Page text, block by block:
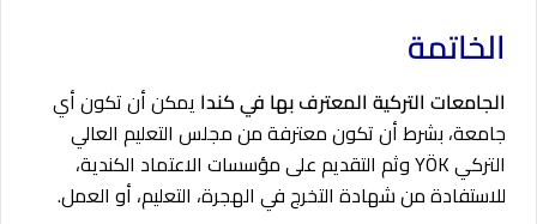
الخاتمة
الجامعات التركية المعترف بها في كندا يمكن أن تكون أي
جامعة، بشرط أن تكون معترفة من مجلس التعليم العالي
التركي YÖK وثم التقديم على مؤسسات الاعتماد الكندية،
للاستفادة من شهادة التخرج في الهجرة، التعليم، أو العمل.